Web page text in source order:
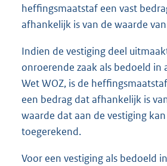
heffingsmaatstaf een vast
afhankelijk is van de waarde
Indien de vestiging deel
onroerende zaak als bedoeld in
Wet WOZ, is de
een bedrag dat afhankelijk is
waarde dat aan de vestiging
toegerekend.
Voor een vestiging als bedoeld